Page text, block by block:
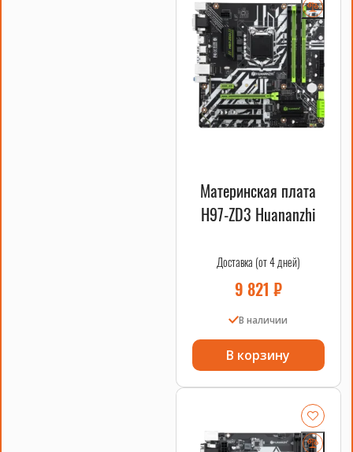
Если есть сомнения по совместимости, подберём
подходящую плату, процессор, память, накопитель или
серверную корзину под вашу конфигурацию. Для серверных
комплектующих особенно важно сверить поколение
платформы, форм-фактор, интерфейс и part number.
системы охлаждения.
Материнская плата
H97-ZD3 Huananzhi
Доставка (от 4 дней)
9 821 ₽
В наличии
В корзину